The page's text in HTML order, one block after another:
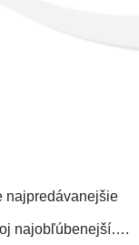
najpredávanejšie
najobľúbenejší….